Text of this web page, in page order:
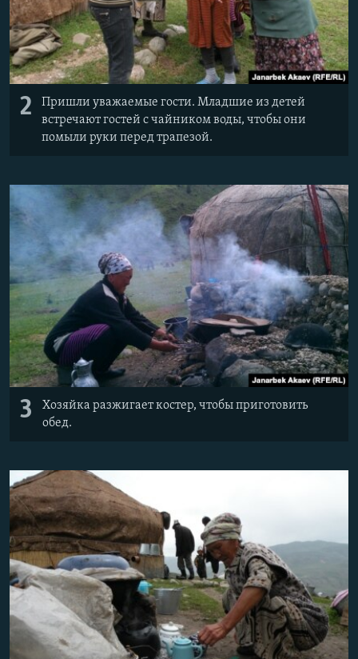
2
Пришли уважаемые гости. Младшие из детей
встречают гостей с чайником воды, чтобы они
помыли руки перед трапезой.
3
Хозяйка разжигает костер, чтобы приготовить
обед.